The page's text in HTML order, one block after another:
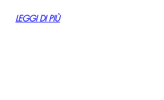
LEGGI DI PIÙ